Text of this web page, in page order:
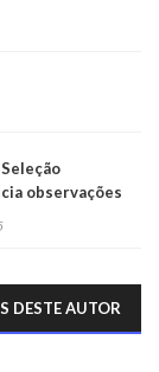
observações
DESTE AUTOR